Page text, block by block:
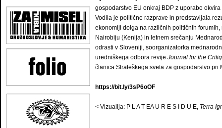
gospodarstvo EU onkraj BDP z uporabo
Vodila je politične razprave in predstavljala
ekonomiji dolga na različnih političnih
Nairobiju (Kenija) in letnem srečanju
odrasti v Sloveniji, soorganizatorka
uredniškega odbora revije Journal for the
članica Strateškega sveta za gospodarstvo
https://bit.ly/3sP6oOF
< Vizualija: P L A T EA U R E S I D U E, Terra